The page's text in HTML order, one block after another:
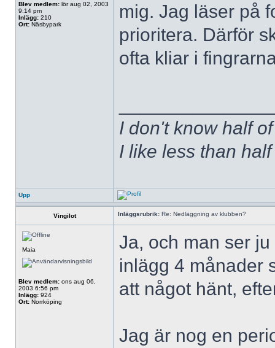
Blev medlem: lör aug 02, 2003
9:14 pm
Inlägg: 210
Ort: Näsbypark
mig. Jag läser på
prioritera. Därför
ofta kliar i
I don't know half
I like less than
Upp
Vingilot Inläggsrubrik: Re: Nedläggning av klubben?
Maia
Blev medlem: ons aug 06,
2003 6:56 pm
Inlägg: 924
Ort: Norrköping
Ja, och man ser
inlägg 4 månader
att något hänt,
Jag är nog en